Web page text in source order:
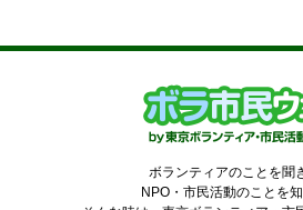
ボランティアのことを聞
NPO・市民活動のことを知